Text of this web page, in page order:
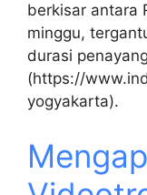
berkisar antara
minggu,
durasi
(https://
yogyakarta).